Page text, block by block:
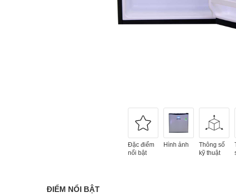
Đặc điểm
nổi bật
Hình ảnh
Thông số
kỹ thuật
ĐIỂM NỔI BẬT